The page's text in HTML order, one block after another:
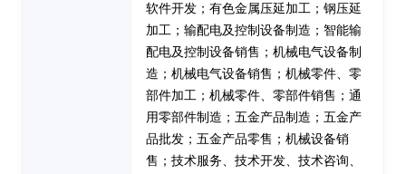
软件开发；有色金属压延加工；钢压延
加工；输配电及控制设备制造；智能输
配电及控制设备销售；机械电气设备制
造；机械电气设备销售；机械零件、零
部件加工；机械零件、零部件销售；通
用零部件制造；五金产品制造；五金产
品批发；五金产品零售；机械设备销
售；技术服务、技术开发、技术咨询、